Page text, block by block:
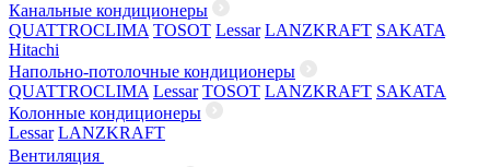
Канальные кондиционеры
QUATTROCLIMA TOSOT Lessar LANZKRAFT SAKATA
Hitachi
Напольно-потолочные кондиционеры
QUATTROCLIMA Lessar TOSOT LANZKRAFT SAKATA
Колонные кондиционеры
Lessar LANZKRAFT
Вентиляция